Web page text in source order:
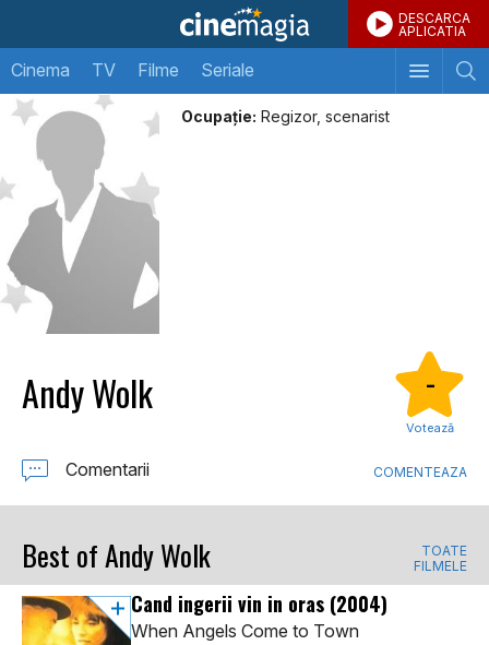
DESCARCA
APLICATIA
Cinema TV Filme Seriale
Ocupație: Regizor, scenarist
Andy Wolk -
Votează
Comentarii COMENTEAZA
Best of Andy Wolk
TOATE
FILMELE
Cand ingerii vin in oras (2004)
When Angels Come to Town